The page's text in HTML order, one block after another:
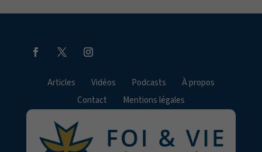
Articles Vidéos Podcasts
À propos
Contact
Mentions légales